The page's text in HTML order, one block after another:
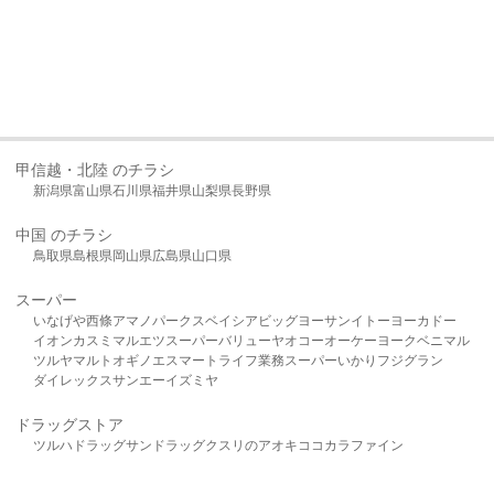
甲信越・北陸 のチラシ
新潟県富山県石川県福井県山梨県長野県
中国 のチラシ
鳥取県島根県岡山県広島県山口県
スーパー
いなげや西條アマノパークスベイシア ビッグヨーサンイトーヨーカドー
イオンカスミ マルエツスーパーバリューヤオコーオーケー ヨークベニマル
ツルヤマルト オギノ エスマート ライフ業務スーパーいかり フジグラン
ダイレックスサンエーイズミヤ
ドラッグストア
ツルハドラッグサンドラッグクスリのアオキ ココカラファイン